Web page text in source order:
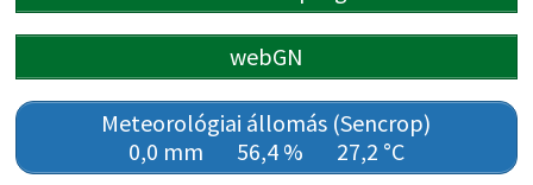
webGN
Meteorológiai állomás (Sencrop)
0,0 mm
56,4 % 27,2 °C